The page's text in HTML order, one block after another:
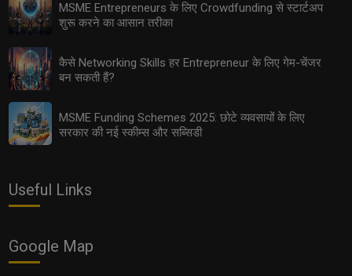
MSME Entrepreneurs के लिए Crowdfunding से स्टार्टअप
शुरू करने का आसान तरीका
कैसे Networking Skills हर Entrepreneur के लिए गेम-चेंजर
बन सकती हैं?
MSME Funding Schemes 2025: छोटे व्यवसायों के लिए
सरकार की नई स्कीम्स और सब्सिडी
Useful Links
Google Map